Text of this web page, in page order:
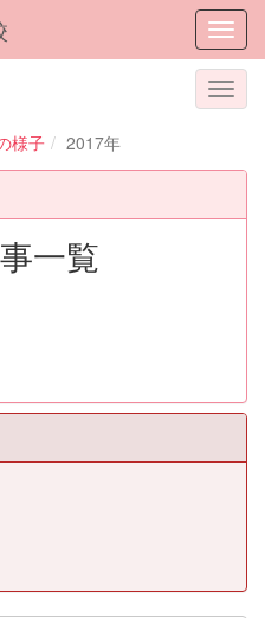
様子 2017年
一覧